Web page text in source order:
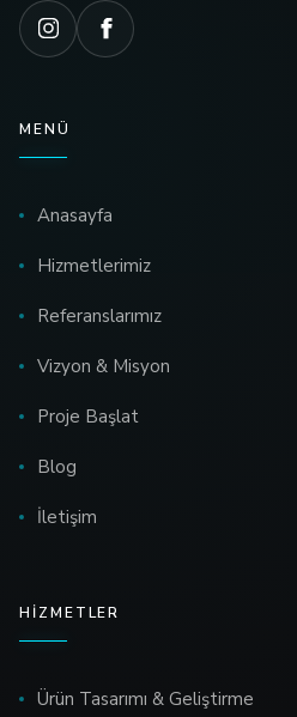
MENÜ
Anasayfa
Hizmetlerimiz
Referanslarımız
Vizyon & Misyon
Proje Başlat
Blog
İletişim
HIZMETLER
Ürün Tasarımı & Geliştirme